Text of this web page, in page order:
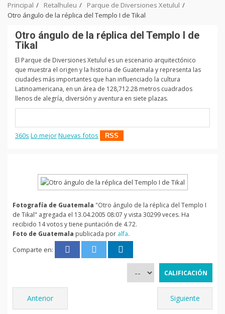
Principal Retalhuleu
Parque de Diversiones Xetulul
Otro ángulo de la réplica del Templo I de Tikal
Otro ángulo de la réplica del Templo I de
Tikal
El Parque de Diversiones Xetulul es un escenario arquitectónico
que muestra el origen y la historia de Guatemala y representa las
ciudades más importantes que han influenciado la cultura
Latinoamericana, en un área de 128,712.28 metros cuadrados
llenos de alegría, diversión y aventura en siete plazas.
360s Lo mejorNuevas fotos RSS
Fotografía de Guatemala "Otro ángulo de la réplica del Templo I
de Tikal" agregada el 13.04.2005 08:07 y vista 30299 veces. Ha
recibido 14 votos y tiene puntación de 4.72.
Foto de Guatemala publicada por alfa.
Comparte en:
Anterior Siguiente